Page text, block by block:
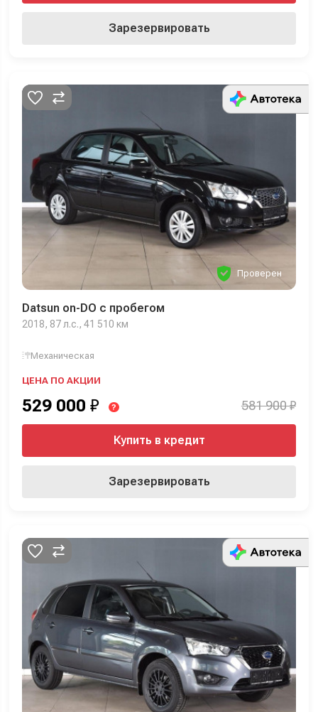
Зарезервировать
Проверен
Datsun on-DO с пробегом
2018, 87 л.с., 41 510 км
Механическая
ЦЕНА ПО АКЦИИ
529 000 ₽ ? 581 900 ₽
Купить в кредит
Зарезервировать